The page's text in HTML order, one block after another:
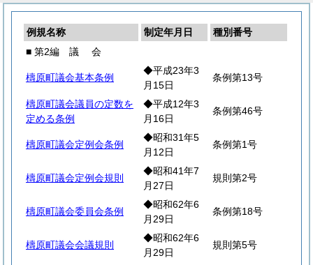
例規名称 制定年月日
種別番号
■ 第2編 議 会
檮原町議会基本条例
◆平成23年3
月15日
条例第13号
檮原町議会議員の定数を
定める条例
◆平成12年3
月16日
条例第46号
檮原町議会定例会条例
◆昭和31年5
月12日
条例第1号
檮原町議会定例会規則
◆昭和41年7
月27日
規則第2号
檮原町議会委員会条例
◆昭和62年6
月29日
条例第18号
檮原町議会会議規則
◆昭和62年6
月29日
規則第5号